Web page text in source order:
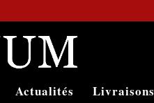
Actualités Livraisons